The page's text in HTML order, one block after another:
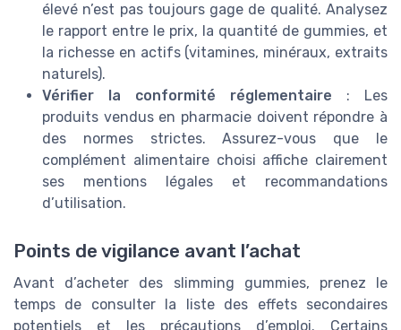
élevé n’est pas toujours gage de qualité. Analysez
le rapport entre le prix, la quantité de gummies, et
la richesse en actifs (vitamines, minéraux, extraits
naturels).
Vérifier la conformité réglementaire : Les
produits vendus en pharmacie doivent répondre à
des normes strictes. Assurez-vous que le
complément alimentaire choisi affiche clairement
ses mentions légales et recommandations
d’utilisation.
Points de vigilance avant l’achat
Avant d’acheter des slimming gummies, prenez le
temps de consulter la liste des effets secondaires
potentiels et les précautions d’emploi. Certains